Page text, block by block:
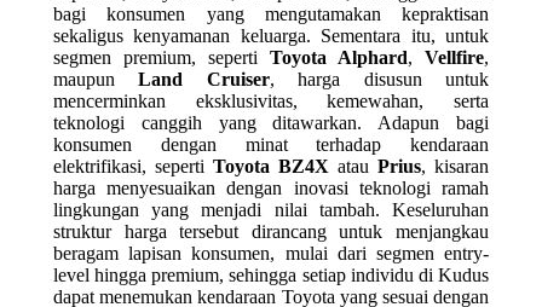
bagi konsumen yang mengutamakan kepraktisan
sekaligus kenyamanan keluarga. Sementara itu, untuk
segmen premium, seperti Toyota Alphard, Vellfire,
maupunLand Cruiser, harga disusun untuk
mencerminkan eksklusivitas, kemewahan, serta
teknologi canggih yang ditawarkan. Adapun bagi
konsumen dengan minat terhadap kendaraan
elektrifikasi, seperti Toyota BZ4X atau Prius, kisaran
harga menyesuaikan dengan inovasi teknologi ramah
lingkungan yang menjadi nilai tambah. Keseluruhan
struktur harga tersebut dirancang untuk menjangkau
beragam lapisan konsumen, mulai dari segmen entry-
level hingga premium, sehingga setiap individu di Kudus
dapat menemukan kendaraan Toyota yang sesuai dengan